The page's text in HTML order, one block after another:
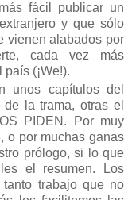
fácil publicar un
y que sólo
vienen alabados por
cada vez más
(¡We!).
unos capítulos del
de la trama, otras el
PIDEN. Por muy
o por muchas ganas
prólogo, si lo que
el resumen. Los
trabajo que no